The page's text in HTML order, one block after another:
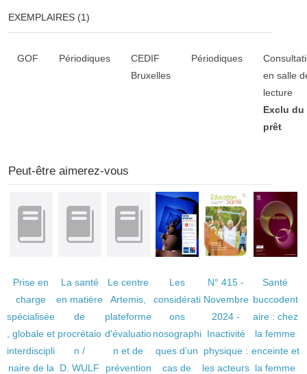
EXEMPLAIRES (1)
GOF
Périodiques
CEDIF
Bruxelles
Périodiques
en salle
lecture
Exclu du
prêt
Peut-être aimerez-vous
Prise en
charge
spécialisée
, globale et
interdiscipli
naire de la
La santé
en matière
de
procrétaio
n /
D. WULF
Le centre
Artemis,
plateforme
d'évaluatio
n et de
prévention
Les
considérati
ons
nosographi
ques d’un
cas de
N° 415 -
Novembre
2024 -
Inactivité
physique :
les acteurs
Santé
buccodent
aire : chez
la femme
enceinte et
la femme